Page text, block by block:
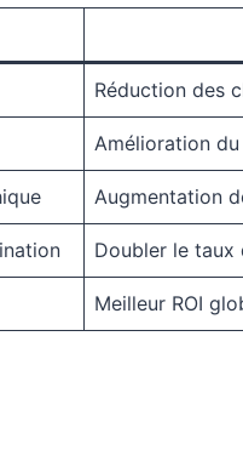
Réduction des
Amélioration
Augmentation
Doubler le taux
Meilleur ROI